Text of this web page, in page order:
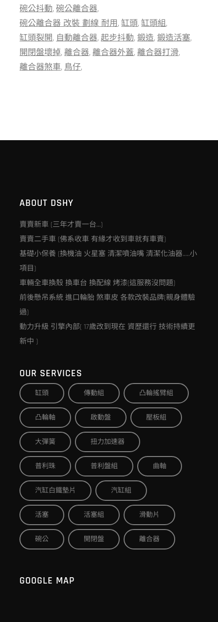
碗公抖動 碗公離合器
碗公離合器 改裝 劃線 耐用 缸頭 缸頭組
缸頭裂開 自動離合器 起步抖動 鍛造 鍛造活塞
開閉盤壞掉 離合器 離合器外蓋 離合器打滑
離合器煞車 鳥仔
ABOUT DSHY
賣賣新車 (三年才賣一台…)
賣賣二手車 (佛系收車 有緣才收到車就有車賣)
基礎小保養 (換機油 火星塞 清潔噴油嘴 清潔化油器…..小
項目)
車輛全車換殼 換車台 換配線 烤漆(這服務沒問題)
前後懸吊系統 進口輪胎 煞車皮 各款改裝品牌(親身體驗
過)
動力升級 引擎內部( 17歲改到現在 資歷還行 技術持續更
新中 )
OUR SERVICES
缸頭 傳動組 凸輪搖臂組
凸輪軸 啟動盤 壓板組
大彈簧 扭力加速器
普利珠 普利盤組 曲軸
汽缸白鐵墊片 汽缸組
活塞 活塞組 滑動片
碗公 開閉盤 離合器
GOOGLE MAP